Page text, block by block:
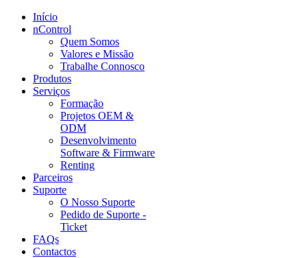
Início
nControl
Quem Somos
Valores e Missão
Trabalhe Connosco
Produtos
Serviços
Formação
Projetos OEM &
ODM
Desenvolvimento
Software & Firmware
Renting
Parceiros
Suporte
O Nosso Suporte
Pedido de Suporte -
Ticket
FAQs
Contactos